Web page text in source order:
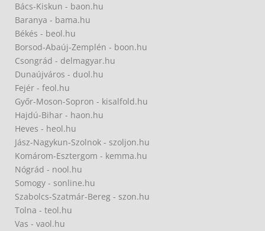
Bács-Kiskun - baon.hu
Baranya - bama.hu
Békés - beol.hu
Borsod-Abaúj-Zemplén - boon.hu
Csongrád - delmagyar.hu
Dunaújváros - duol.hu
Fejér - feol.hu
Győr-Moson-Sopron - kisalfold.hu
Hajdú-Bihar - haon.hu
Heves - heol.hu
Jász-Nagykun-Szolnok - szoljon.hu
Komárom-Esztergom - kemma.hu
Nógrád - nool.hu
Somogy - sonline.hu
Szabolcs-Szatmár-Bereg - szon.hu
Tolna - teol.hu
Vas - vaol.hu